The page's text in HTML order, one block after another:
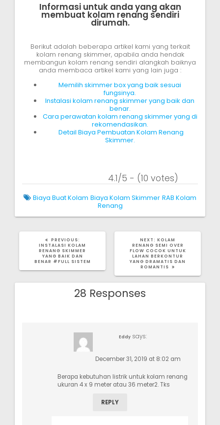
Informasi untuk anda yang akan
membuat kolam renang sendiri
dirumah.
Berikut adalah beberapa artikel kami yang terkait
kolam renang skimmer, apabila anda hendak
membangun kolam renang sendiri alangkah baiknya
anda membaca artikel kami yang lain juga :
Memilih skimmer box yang baik sesuai
fungsinya.
Instalasi kolam renang skimmer yang baik dan
benar.
Cara perawatan kolam renang skimmer yang di
rekomendasikan.
Detail Biaya Pembuatan Kolam Renang
Skimmer.
4.1/5 - (10 votes)
Biaya Buat Kolam Biaya Kolam Skimmer RAB Kolam
Renang
PREVIOUS:
POST:
INSTALASI KOLAM
RENANG SKIMMER
YANG BAIK DAN
BENAR #FULL SISTEM
NEXT: NEXT
POST:
KOLAM
RENANG SEMI OVER
FLOW COCOK UNTUK
LAHAN BERKONTUR
YANG DRAMATIS DAN
ROMANTIS
28 Responses
Eddy says:
December 31, 2019 at 8:02 am
Berapa kebutuhan listrik untuk kolam renang
ukuran 4 x 9 meter atau 36 meter2. Tks
REPLY